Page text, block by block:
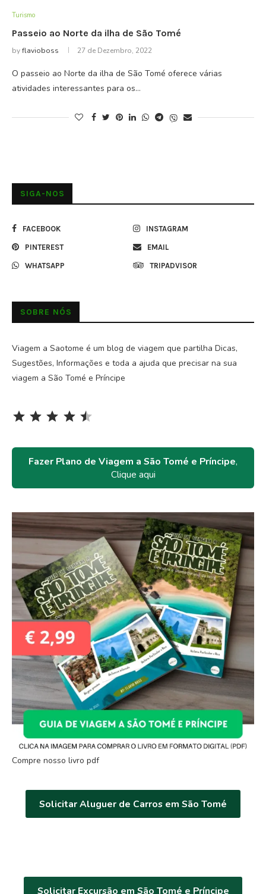
Turismo
Passeio ao Norte da ilha de São Tomé
byflavioboss 27 de Dezembro, 2022
O passeio ao Norte da ilha de São Tomé oferece várias
atividades interessantes para os…
SIGA-NOS
FACEBOOK INSTAGRAM
PINTEREST EMAIL
WHATSAPP TRIPADVISOR
SOBRE NÓS
Viagem a Saotome é um blog de viagem que partilha Dicas,
Sugestões, Informações e toda a ajuda que precisar na sua
viagem a São Tomé e Príncipe
⭐⭐⭐ ⭐⭐
Fazer Plano de Viagem a São Tomé e Príncipe,
Clique aqui
Compre nosso livro pdf
Solicitar Aluguer de Carros em São Tomé
Solicitar Excursão em São Tomé e Príncipe